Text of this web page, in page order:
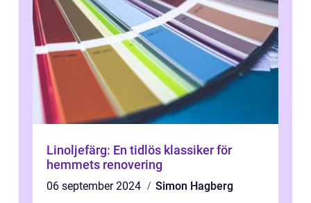
Linoljefärg: En tidlös klassiker för
hemmets renovering
06 september 2024
Simon Hagberg